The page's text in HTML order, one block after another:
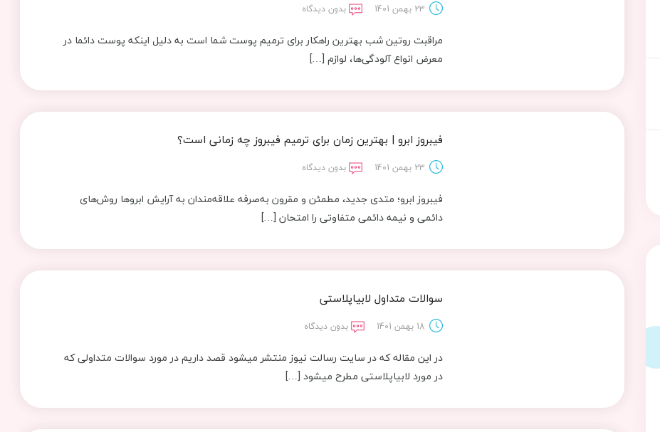
23 بهمن 1401 بدون دیدگاه
مراقبت روتین شب بهترین راهکار برای ترمیم پوست شما است به دلیل اینکه پوست دائما در
معرض انواع آلودگی‌ها، لوازم […]
فیبروز ابرو | بهترین زمان برای ترمیم فیبروز چه زمانی است؟
23 بهمن 1401 بدون دیدگاه
فیبروز ابرو؛ متدی جدید، مطمئن و مقرون به‌صرفه علاقه‌مندان به آرایش ابروها روش‌های
دائمی و نیمه دائمی متفاوتی را امتحان […]
سوالات متداول لابیاپلاستی
18 بهمن 1401 بدون دیدگاه
در این مقاله که در سایت رسالت نیوز منتشر میشود قصد داریم در مورد سوالات متداولی که
در مورد لابیاپلاستی مطرح میشود […]